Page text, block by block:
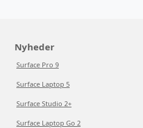
Nyheder
Surface Pro 9
Surface Laptop 5
Surface Studio 2+
Surface Laptop Go 2